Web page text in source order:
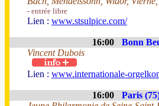
- entrée libre
Lien : www.stsulpice.com/
16:00 Bonn
Vincent Dubois
Lien : www.internationale-
16:00 Paris